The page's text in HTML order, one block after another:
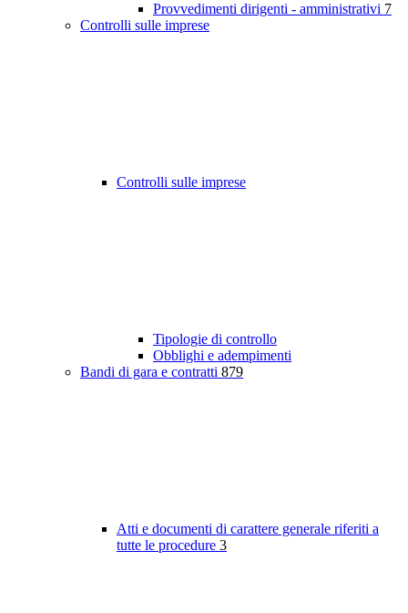
Provvedimenti dirigenti - amministrativi 7
Controlli sulle imprese
Controlli sulle imprese
Tipologie di controllo
Obblighi e adempimenti
Bandi di gara e contratti 879
Atti e documenti di carattere generale riferiti a
tutte le procedure 3